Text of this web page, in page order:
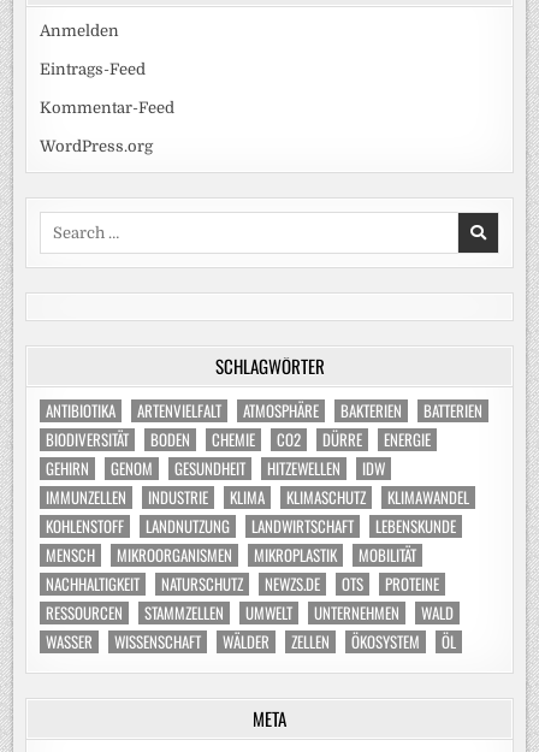
Anmelden
Eintrags-Feed
Kommentar-Feed
WordPress.org
SCHLAGWÖRTER
ANTIBIOTIKA ARTENVIELFALT ATMOSPHÄRE BAKTERIEN
BATTERIEN
BIODIVERSITÄT
BODEN CHEMIE CO2 DÜRRE
ENERGIE
GEHIRN
GENOM GESUNDHEIT HITZEWELLEN
IDW
IMMUNZELLEN
INDUSTRIE KLIMA KLIMASCHUTZ
KLIMAWANDEL
KOHLENSTOFF
LANDNUTZUNG LANDWIRTSCHAFT
LEBENSKUNDE
MENSCH
MIKROORGANISMEN MIKROPLASTIK
MOBILITÄT
NACHHALTIGKEIT
NATURSCHUTZ NEWZS.DE OTS
PROTEINE
RESSOURCEN
STAMMZELLEN UMWELT UNTERNEHMEN
WALD
WASSER
WISSENSCHAFT WÄLDER ZELLEN ÖKOSYSTEM ÖL
META